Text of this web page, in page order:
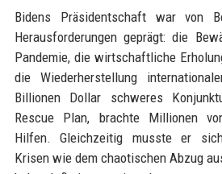
Bidens Präsidentschaft war von
Herausforderungen geprägt: die
Pandemie, die wirtschaftliche
die Wiederherstellung
Billionen Dollar schweres
Rescue Plan, brachte Millionen
Hilfen. Gleichzeitig musste er
Krisen wie dem chaotischen Abzug